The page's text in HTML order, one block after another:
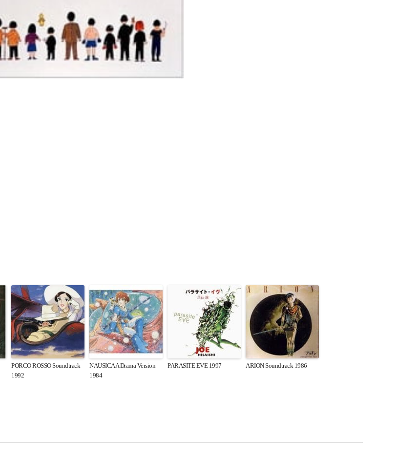
PORCO ROSSO Soundtrack
1992
NAUSICAA Drama Version
1984
PARASITE EVE 1997 ARION Soundtrack 1986